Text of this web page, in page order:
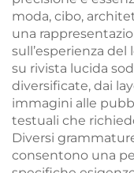
moda, cibo,
una
sull’esperienza
su rivista lucida
diversificate, dai
immagini alle
testuali che
Diversi
consentono una